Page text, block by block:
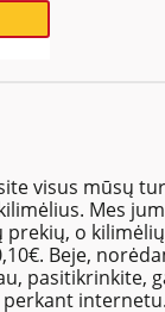
visus mūsų
Mes
o
Beje,
pasitikrinkite,
internetu.